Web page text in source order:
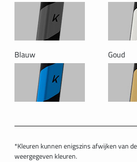
Blauw Goud
*Kleuren kunnen enigszins afwijken van
weergegeven kleuren.